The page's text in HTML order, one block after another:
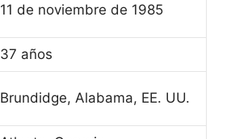
11 de noviembre de 1985
37 años
Brundidge, Alabama, EE. UU.